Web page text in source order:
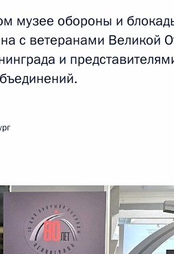
следующие материалы
деятелям культуры
музее обороны и
с ветеранами Великой
и